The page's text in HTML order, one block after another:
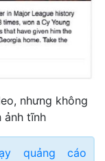
nhưng không
ảnh tĩnh
quảng cáo